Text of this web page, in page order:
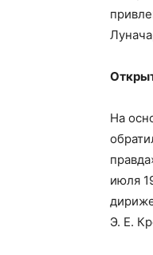
На
июля
Э. Е.